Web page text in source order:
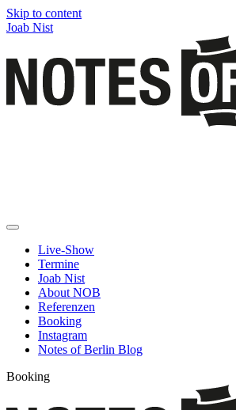
Skip to content
Joab Nist
Live-Show
Termine
Joab Nist
About NOB
Referenzen
Booking
Instagram
Notes of Berlin Blog
Booking